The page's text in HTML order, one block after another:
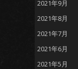
2021年9月
2021年8月
2021年7月
2021年6月
2021年5月